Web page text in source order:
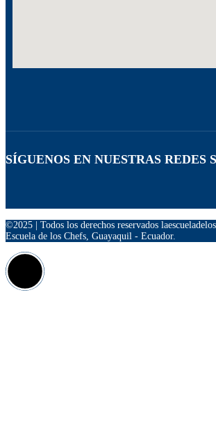
SÍGUENOS EN NUESTRAS REDES
©2025 | Todos los derechos reservados
Escuela de los Chefs, Guayaquil - Ecuador.